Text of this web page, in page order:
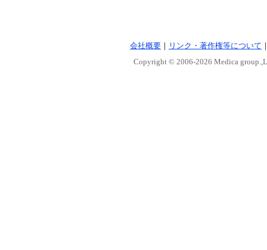
会社概要 ｜ リンク・著作権等について
Copyright © 2006-2026 Medica